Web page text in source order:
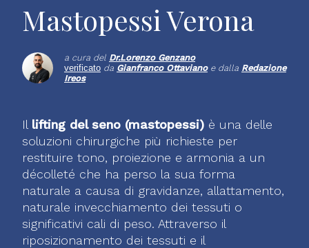
Mastopessi Verona
a cura del Dr.Lorenzo Genzano
verificato da Gianfranco Ottavianoe dalla Redazione
Ireos
Il lifting del seno (mastopessi) è una delle
soluzioni chirurgiche più richieste per
restituire tono, proiezione e armonia a un
décolleté che ha perso la sua forma
naturale a causa di gravidanze, allattamento,
naturale invecchiamento dei tessuti o
significativi cali di peso. Attraverso il
riposizionamento dei tessuti e il